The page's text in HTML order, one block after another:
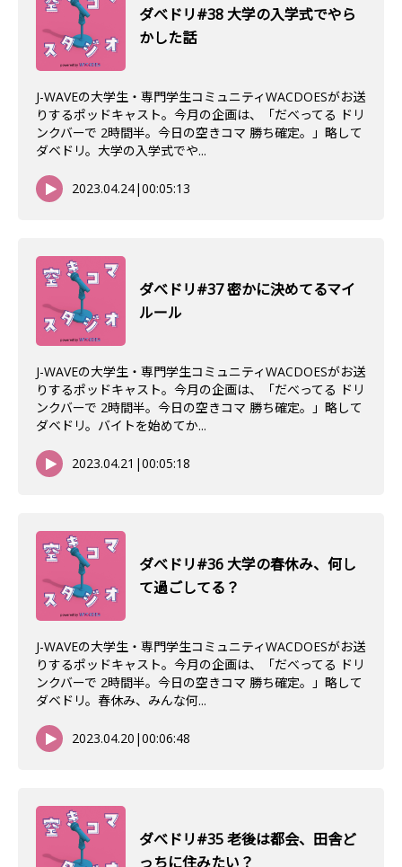
ダべドリ#38 大学の入学式でやら
かした話
J-WAVEの大学生・専門学生コミュニティWACDOESがお送
りするポッドキャスト。今月の企画は、「だべってる ドリ
ンクバーで 2時間半。今日の空きコマ 勝ち確定。」略して
ダベドリ。大学の入学式でや...
2023.04.24|00:05:13
ダべドリ#37 密かに決めてるマイ
ルール
J-WAVEの大学生・専門学生コミュニティWACDOESがお送
りするポッドキャスト。今月の企画は、「だべってる ドリ
ンクバーで 2時間半。今日の空きコマ 勝ち確定。」略して
ダベドリ。バイトを始めてか...
2023.04.21 |00:05:18
ダべドリ#36 大学の春休み、何し
て過ごしてる？
J-WAVEの大学生・専門学生コミュニティWACDOESがお送
りするポッドキャスト。今月の企画は、「だべってる ドリ
ンクバーで 2時間半。今日の空きコマ 勝ち確定。」略して
ダベドリ。春休み、みんな何...
2023.04.20 |00:06:48
ダべドリ#35 老後は都会、田舎ど
っちに住みたい？